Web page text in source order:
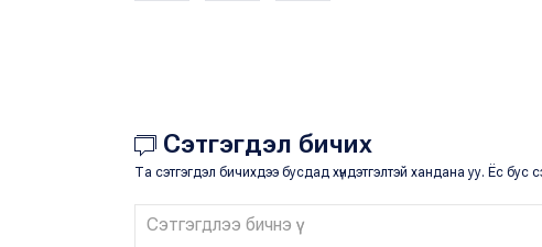
Сэтгэгдэл бичих
Та сэтгэгдэл бичихдээ бусдад хүндэтгэлтэй хандана уу. Ёс бус